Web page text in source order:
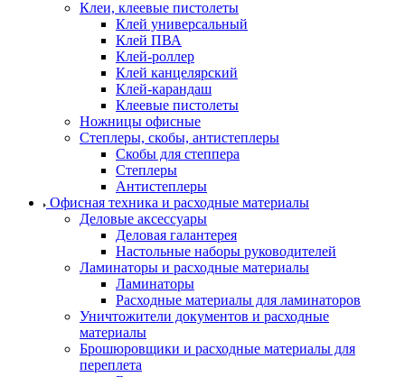
Клеи, клеевые пистолеты
Клей универсальный
Клей ПВА
Клей-роллер
Клей канцелярский
Клей-карандаш
Клеевые пистолеты
Ножницы офисные
Степлеры, скобы, антистеплеры
Скобы для степпера
Степлеры
Антистеплеры
Офисная техника и расходные материалы
Деловые аксессуары
Деловая галантерея
Настольные наборы руководителей
Ламинаторы и расходные материалы
Ламинаторы
Расходные материалы для ламинаторов
Уничтожители документов и расходные
материалы
Брошюровщики и расходные материалы для
переплета